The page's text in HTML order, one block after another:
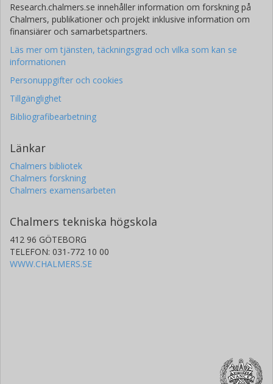
Research.chalmers.se innehåller information om forskning på
Chalmers, publikationer och projekt inklusive information om
finansiärer och samarbetspartners.
Läs mer om tjänsten, täckningsgrad och vilka som kan se
informationen
Personuppgifter och cookies
Tillgänglighet
Bibliografibearbetning
Länkar
Chalmers bibliotek
Chalmers forskning
Chalmers examensarbeten
Chalmers tekniska högskola
412 96 GÖTEBORG
TELEFON: 031-772 10 00
WWW.CHALMERS.SE